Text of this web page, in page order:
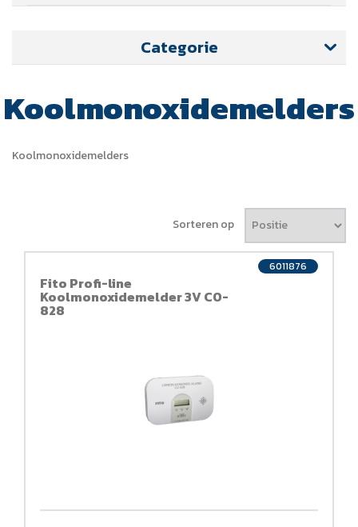
Categorie
Koolmonoxidemelders
Koolmonoxidemelders
Sorteren op
Fito Profi-line
Koolmonoxidemelder 3V CO-
828
6011876